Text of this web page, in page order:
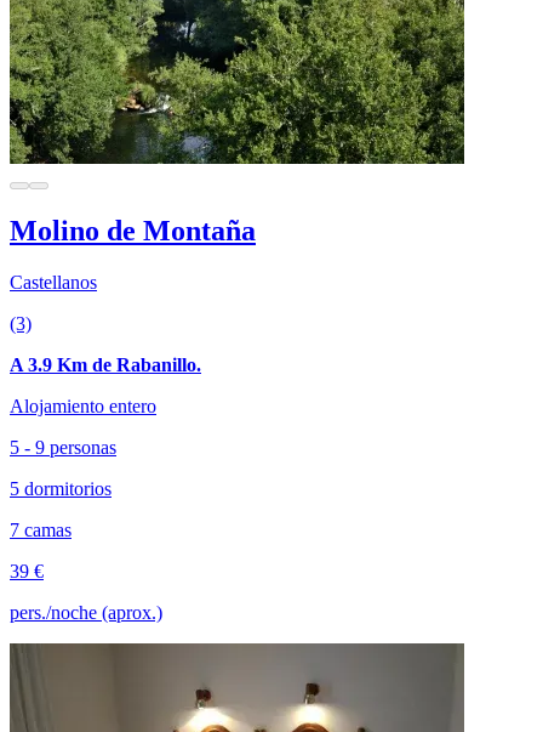
Molino de Montaña
Castellanos
(3)
A 3.9 Km de Rabanillo.
Alojamiento entero
5 - 9 personas
5 dormitorios
7 camas
39 €
pers./noche (aprox.)